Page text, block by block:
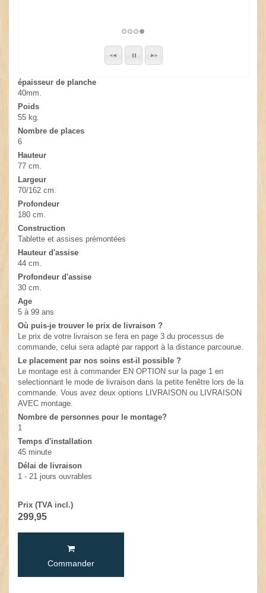
épaisseur de planche
40mm.
Poids
55 kg.
Nombre de places
6
Hauteur
77 cm.
Largeur
70/162 cm.
Profondeur
180 cm.
Construction
Tablette et assises prémontées
Hauteur d'assise
44 cm.
Profondeur d'assise
30 cm.
Age
5 à 99 ans
Où puis-je trouver le prix de livraison ?
Le prix de votre livraison se fera en page 3 du processus de
commande, celui sera adapté par rapport à la distance parcourue.
Le placement par nos soins est-il possible ?
Le montage est à commander EN OPTION sur la page 1 en
selectionnant le mode de livraison dans la petite fenêtre lors de la
commande. Vous avez deux options LIVRAISON ou LIVRAISON
AVEC montage.
Nombre de personnes pour le montage?
1
Temps d'installation
45 minute
Délai de livraison
1 - 21 jours ouvrables
Prix (TVA incl.)
299,95
Commander